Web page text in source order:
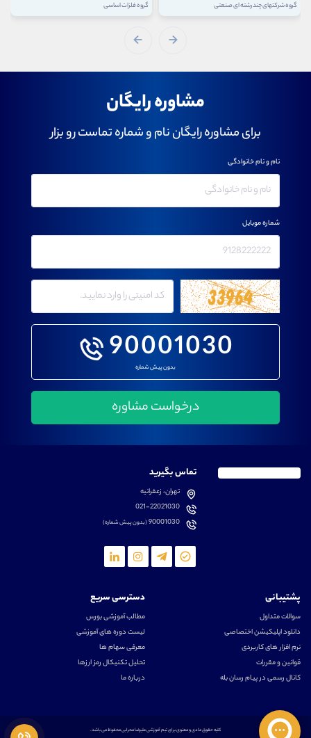
گروه شرکتهای چند رشته ای صنعتی گروه فلزات اساسی
مشاوره رایگان
برای مشاوره رایگان نام و شماره تماست رو بزار
90001030
بدون پیش شماره
نام و نام خانوادگی
شماره موبایل
تماس بگیرید
تهران، زعفرانیه
021-22021030
90001030(بدون پیش شماره)
پشتیبانی
سوالات متداول
دانلود اپلیکیشن اختصاصی
نرم افزار های کاربردی
قوانین و مقررات
کانال رسمی در پیام رسان بله
دسترسی سریع
مطالب آموزشی بورس
لیست دوره های آموزشی
معرفی سهام ها
تحلیل تکنیکال رمز ارزها
درباره ما
کلیه حقوق مادی و معنوی برای تیم آموزشی علیرضا محرابی محفوظ می باشد.